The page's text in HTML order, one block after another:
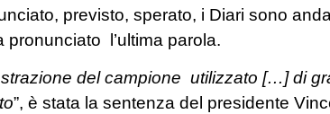
previsto, sperato, i Diari sono
l’ultima parola.
del campione utilizzato […] di
”, è stata la sentenza del presidente